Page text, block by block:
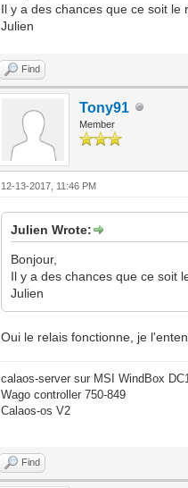
Il y a des chances que ce soit
Julien
Find
Tony91
Member
12-13-2017, 11:46 PM
Julien Wrote:
Bonjour,
Il y a des chances que ce soit
Julien
Oui le relais fonctionne, je
calaos-server sur MSI WindBox
Wago controller 750-849
Calaos-os V2
Find